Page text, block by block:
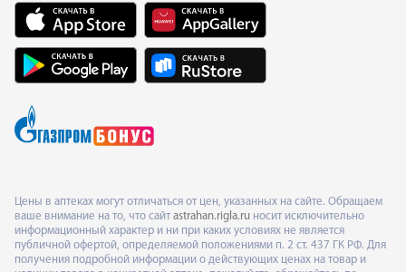
Цены в аптеках могут отличаться от цен, указанных на сайте. Обращаем
ваше внимание на то, что сайт astrahan.rigla.ru носит исключительно
информационный характер и ни при каких условиях не является
публичной офертой, определяемой положениями п. 2 ст. 437 ГК РФ. Для
получения подробной информации о действующих ценах на товар и